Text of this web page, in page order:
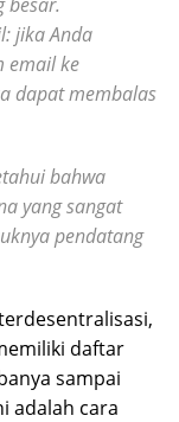
jika Anda
email ke
dapat membalas
bahwa
yang sangat
pendatang
daftar
sampai
adalah cara